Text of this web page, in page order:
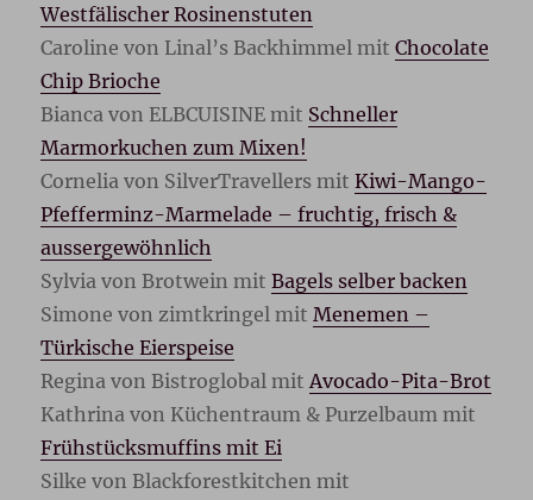
Westfälischer Rosinenstuten
Caroline von Linal’s Backhimmel mitChocolate
Chip Brioche
Bianca von ELBCUISINE mit Schneller
Marmorkuchen zum Mixen!
Cornelia von SilverTravellers mitKiwi-Mango-
Pfefferminz-Marmelade – fruchtig, frisch &
aussergewöhnlich
Sylvia von Brotwein mitBagels selber backen
Simone von zimtkringel mit Menemen –
Türkische Eierspeise
Regina von Bistroglobal mit Avocado-Pita-Brot
Kathrina von Küchentraum & Purzelbaum mit
Frühstücksmuffins mit Ei
Silke von Blackforestkitchen mit